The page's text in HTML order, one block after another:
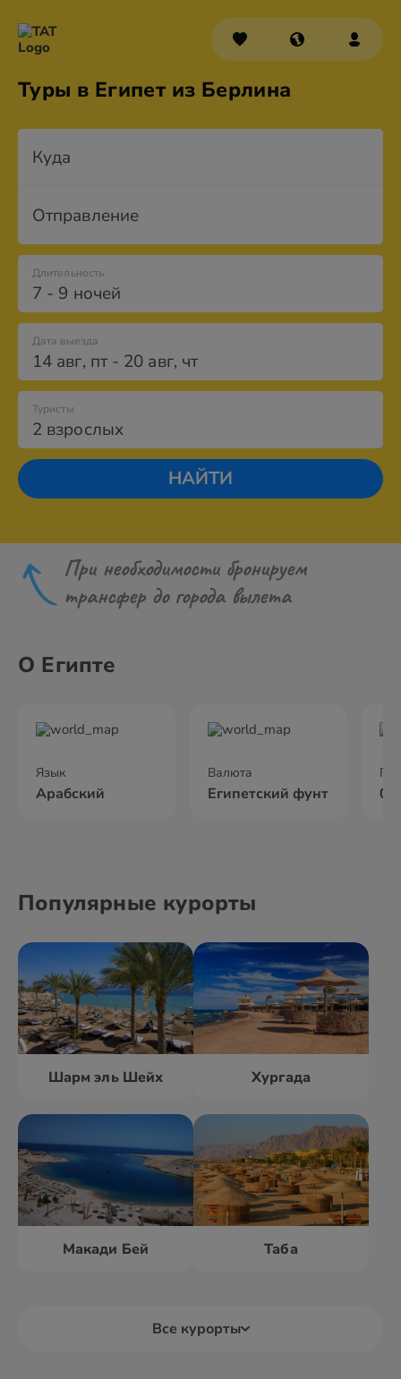
Туры в Египет из Берлина
Куда
Отправление
7 - 9 ночей
Длительность
Дата выезда
14 авг, пт- 20 авг, чт
2 взрослых
Туристы
НАЙТИ
При необходимости бронируем
трансфер до города вылета
О Египте
Язык
Арабский
Валюта
Египетский фунт
Популярные курорты
Шарм эль Шейх Хургада
Макади Бей Таба
Все курорты